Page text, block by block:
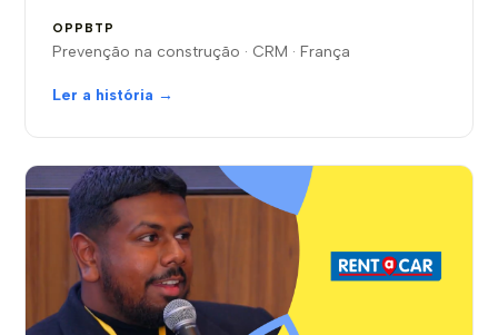
OPPBTP
Prevenção na construção · CRM · França
Ler a história →